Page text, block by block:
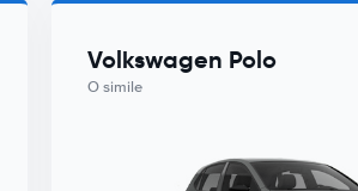
Volkswagen Polo
O simile